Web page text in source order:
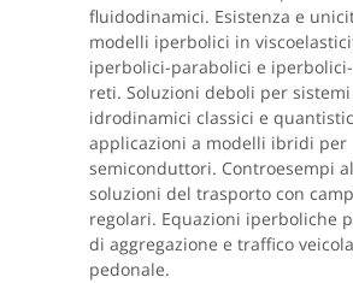
fluidodinamici. Esistenza e
modelli iperbolici in
iperbolici-parabolici e
reti. Soluzioni deboli per sistemi
idrodinamici classici e
applicazioni a modelli ibridi per
semiconduttori. Controesempi
soluzioni del trasporto con
regolari. Equazioni iperboliche
di aggregazione e traffico
pedonale.